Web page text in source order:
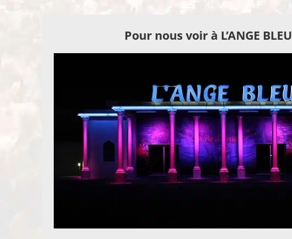
Pour nous voir à L’ANGE BLEU